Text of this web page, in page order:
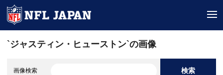
`ジャスティン・ヒューストン`の画像
画像検索 検索